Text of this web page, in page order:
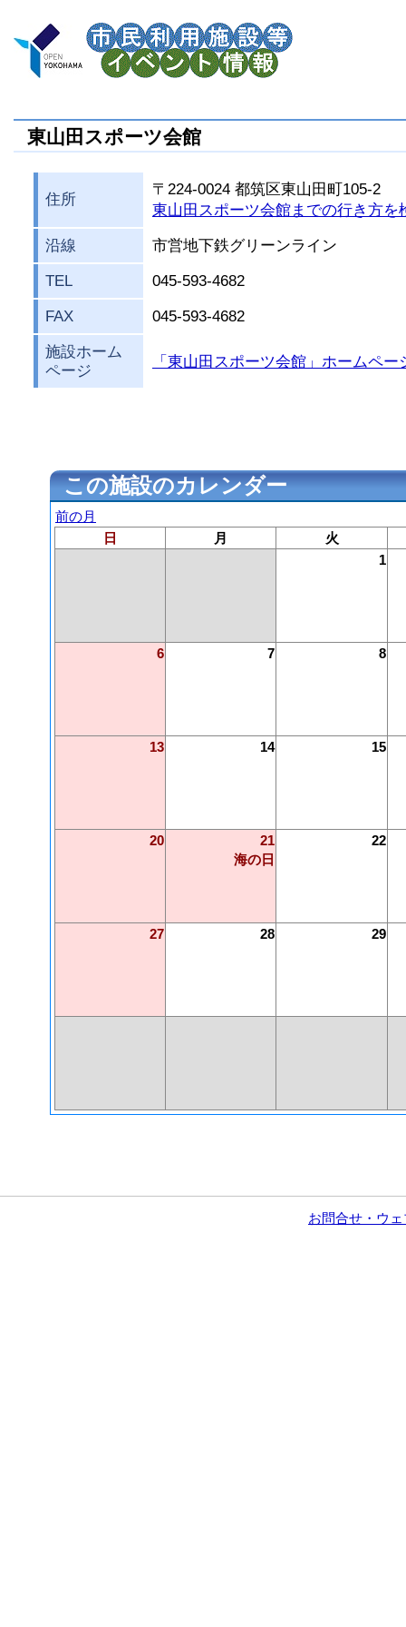
東山田スポーツ会館
住所
〒224-0024 都筑区東山田町105-2
東山田スポーツ会館までの行き方を
沿線 市営地下鉄グリーンライン
TEL 045-593-4682
FAX 045-593-4682
施設ホーム
ページ
「東山田スポーツ会館」ホームペー
この施設のカレンダー
前の月
日
月
火
1
6 7 8
13 14 15
20
21
海の日
22
27 28 29
お問合せ・ウ